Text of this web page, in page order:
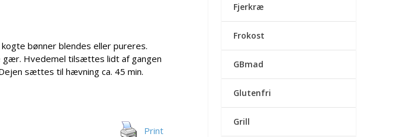
bønner blendes eller pureres.
gær. Hvedemel tilsættes lidt af gangen
sættes til hævning ca. 45 min.
Print
Fjerkræ
Frokost
GBmad
Glutenfri
Grill